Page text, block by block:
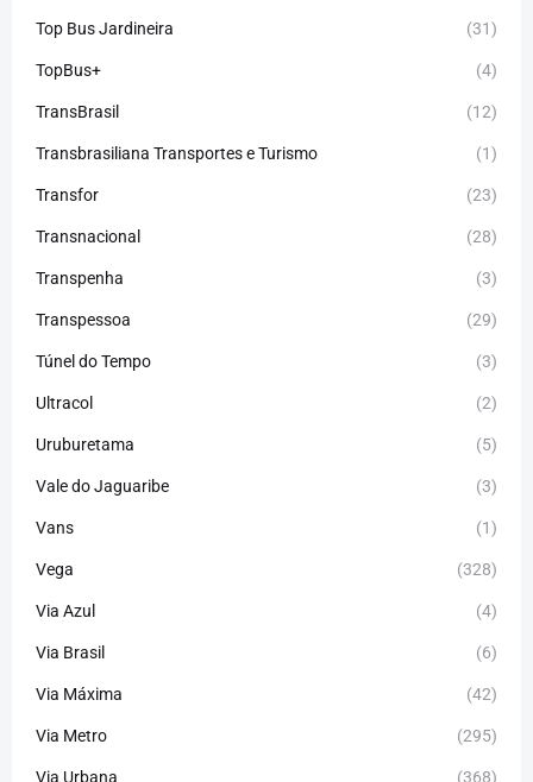
Top Bus Jardineira (31)
TopBus+ (4)
TransBrasil (12)
Transbrasiliana Transportes e Turismo (1)
Transfor (23)
Transnacional (28)
Transpenha (3)
Transpessoa (29)
Túnel do Tempo (3)
Ultracol (2)
Uruburetama (5)
Vale do Jaguaribe (3)
Vans (1)
Vega (328)
Via Azul (4)
Via Brasil (6)
Via Máxima (42)
Via Metro (295)
Via Urbana (368)